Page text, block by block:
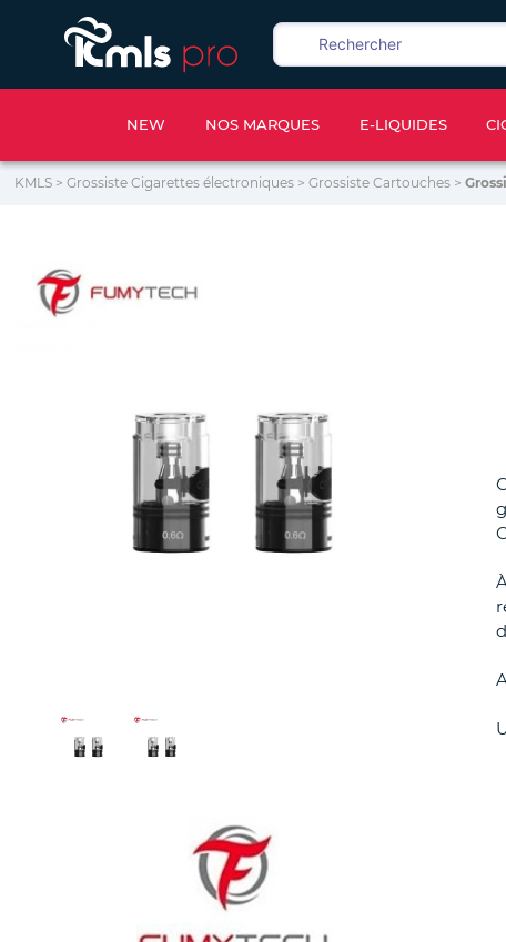
NEW NOS MARQUES E-LIQUIDES
KMLS > Grossiste Cigarettes électroniques > Grossiste Cartouches >